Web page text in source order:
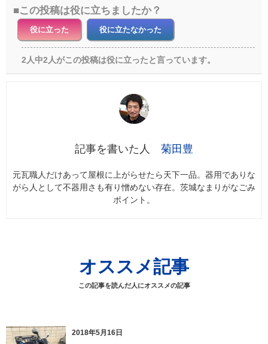
この投稿は役に立ちましたか？
役に立った 役に立たなかった
2人中2人がこの投稿は役に立ったと言っています。
菊田豊
元瓦職人だけあって屋根に上がらせたら天下一品。器用でありな
がら人として不器用さも有り憎めない存在。茨城なまりがなごみ
ポイント。
オススメ記事
この記事を読んだ人にオススメの記事
2018年5月16日